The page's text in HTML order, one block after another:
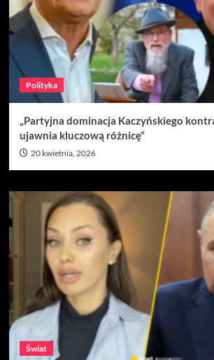
Polityka
„Partyjna dominacja Kaczyńskiego
ujawnia kluczową różnicę”
20 kwietnia, 2026
Świat